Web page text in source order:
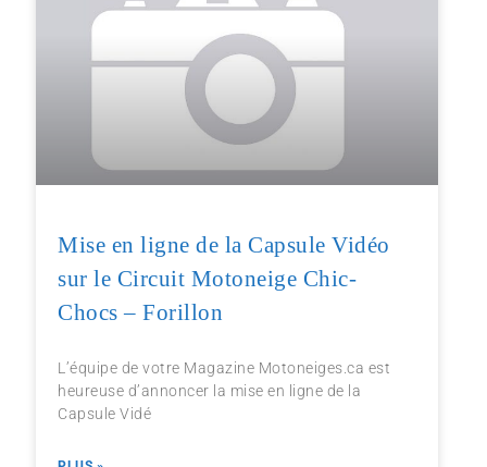
Mise en ligne de la Capsule Vidéo
sur le Circuit Motoneige Chic-
Chocs – Forillon
L’équipe de votre Magazine Motoneiges.ca est
heureuse d’annoncer la mise en ligne de la
Capsule Vidé